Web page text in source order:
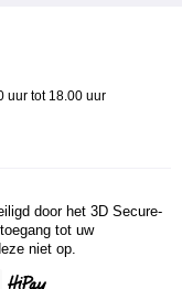
uur tot 18.00 uur
door het 3D Secure-
tot uw
niet op.